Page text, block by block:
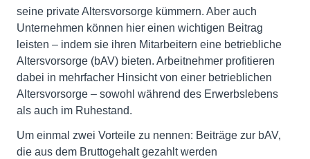
seine private Altersvorsorge kümmern. Aber auch
Unternehmen können hier einen wichtigen Beitrag
leisten – indem sie ihren Mitarbeitern eine betriebliche
Altersvorsorge (bAV) bieten. Arbeitnehmer profitieren
dabei in mehrfacher Hinsicht von einer betrieblichen
Altersvorsorge – sowohl während des Erwerbslebens
als auch im Ruhestand.
Um einmal zwei Vorteile zu nennen: Beiträge zur bAV,
die aus dem Bruttogehalt gezahlt werden